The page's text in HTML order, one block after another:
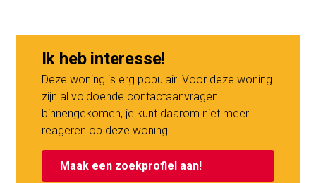
Ik heb interesse!
Deze woning is erg populair. Voor deze woning
zijn al voldoende contactaanvragen
binnengekomen, je kunt daarom niet meer
reageren op deze woning.
Maak een zoekprofiel aan!